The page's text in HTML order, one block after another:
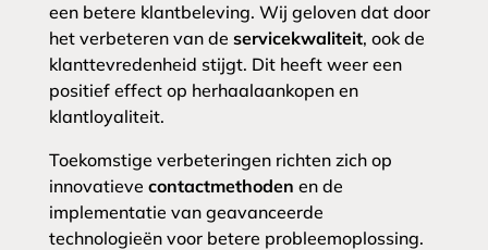
een betere klantbeleving. Wij geloven dat door
het verbeteren van de servicekwaliteit, ook de
klanttevredenheid stijgt. Dit heeft weer een
positief effect op herhaalaankopen en
klantloyaliteit.
Toekomstige verbeteringen richten zich op
innovatieve contactmethoden en de
implementatie van geavanceerde
technologieën voor betere probleemoplossing.